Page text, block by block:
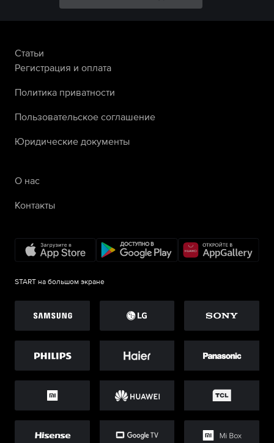
Статьи
Регистрация и оплата
Политика приватности
Пользовательское соглашение
Юридические документы
О нас
Контакты
START на большом экране